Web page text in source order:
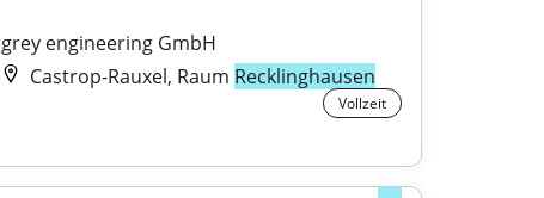
grey engineering GmbH
Castrop-Rauxel, Raum Recklinghausen
Vollzeit